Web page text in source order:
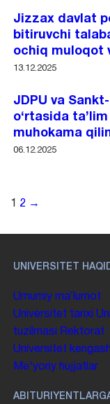
Jizzax davlat
bitiruvchi
ochiq muloqot
13.12.2025
JDPU va
o‘rtasida
muhokama
06.12.2025
1 2 →
UNIVERSITET
Umumiy maʼlumot
Universitet tarixi
tuzilmasi Rektorat
Universitet
Me'yoriy hujjatlar